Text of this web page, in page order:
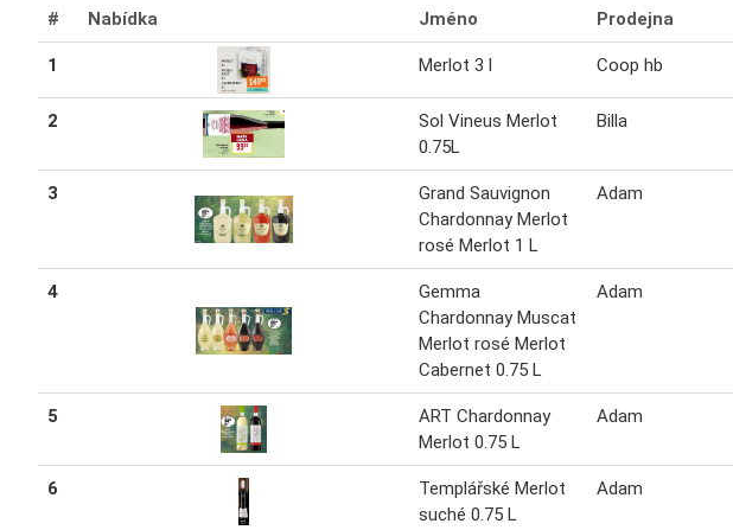
# Nabídka Jméno Prodejna
1 Merlot 3 l Coop hb
2
Sol Vineus Merlot
0.75L
Billa
3
Grand Sauvignon
Chardonnay Merlot
rosé Merlot 1 L
Adam
4
Gemma
Chardonnay Muscat
Merlot rosé Merlot
Cabernet 0.75 L
Adam
5
ART Chardonnay
Merlot 0.75 L
Adam
6
Templářské Merlot
suché 0.75 L
Adam